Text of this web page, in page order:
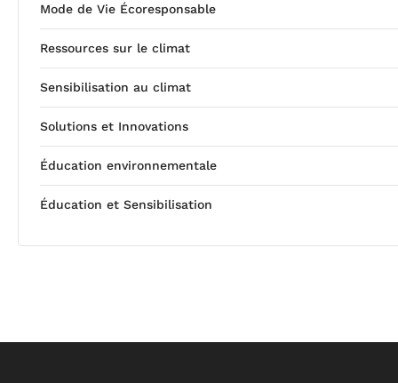
Mode de Vie Écoresponsable
Ressources sur le climat
Sensibilisation au climat
Solutions et Innovations
Éducation environnementale
Éducation et Sensibilisation